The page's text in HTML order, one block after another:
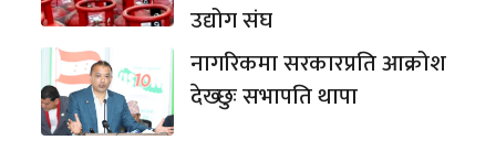
उद्योग संघ
नागरिकमा सरकारप्रति आक्रोश
देख्छुः सभापति थापा